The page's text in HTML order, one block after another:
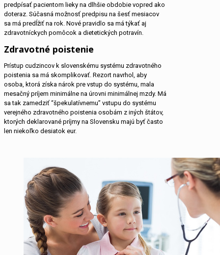
predpísať pacientom lieky na dlhšie obdobie vopred ako
doteraz. Súčasná možnosť predpisu na šesť mesiacov
sa má predĺžiť na rok. Nové pravidlo sa má týkať aj
zdravotníckych pomôcok a dietetických potravín.
Zdravotné poistenie
Prístup cudzincov k slovenskému systému zdravotného
poistenia sa má skomplikovať. Rezort navrhol, aby
osoba, ktorá získa nárok pre vstup do systému, mala
mesačný príjem minimálne na úrovni minimálnej mzdy. Má
sa tak zamedziť “špekulatívnemu” vstupu do systému
verejného zdravotného poistenia osobám z iných štátov,
ktorých deklarované príjmy na Slovensku majú byť často
len niekoľko desiatok eur.